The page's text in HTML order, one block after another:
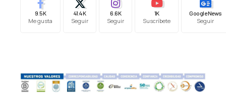
9.5K
Me gusta
41.4K
Seguir
6.6K
Seguir
1K
Suscríbete
Google News
Seguir